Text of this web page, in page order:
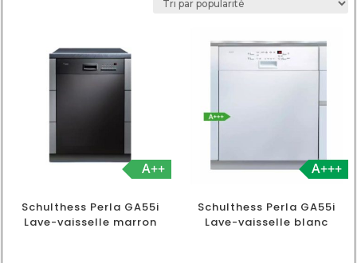
A++
Schulthess Perla GA55i
Lave-vaisselle marron
A+++
Schulthess Perla GA55i
Lave-vaisselle blanc